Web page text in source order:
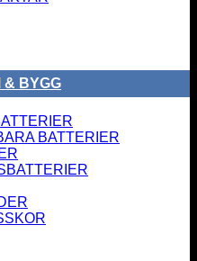
& BYGG
BATTERIER